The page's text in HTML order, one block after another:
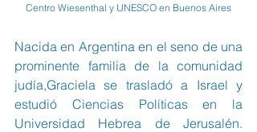
Centro Wiesenthal y UNESCO en Buenos Aires
Nacida en Argentina en el seno de una
prominente familia de la comunidad
judía,Graciela se trasladó a Israel y
estudió Ciencias Políticas en la
Universidad Hebrea de Jerusalén.